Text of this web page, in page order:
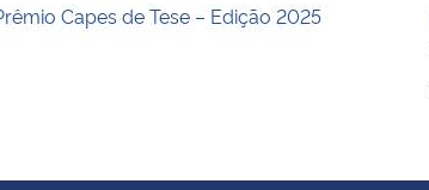
Capes de Tese – Edição 2025